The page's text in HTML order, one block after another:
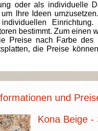
oder als individuelle
Ihre Ideen
individuellen
bestimmt. Zum einen
Preise nach Farbe des
die Preise
und
Kona Beige -